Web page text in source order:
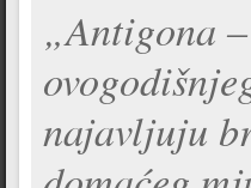
„Antigona
najavljuju